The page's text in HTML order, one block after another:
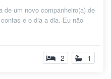
um novo companheiro(a) de
e o dia a dia. Eu não
2 1